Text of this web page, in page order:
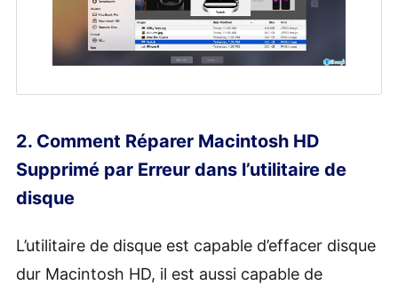
2. Comment Réparer Macintosh HD
Supprimé par Erreur dans l’utilitaire de
disque
L’utilitaire de disque est capable d’effacer disque
dur Macintosh HD, il est aussi capable de